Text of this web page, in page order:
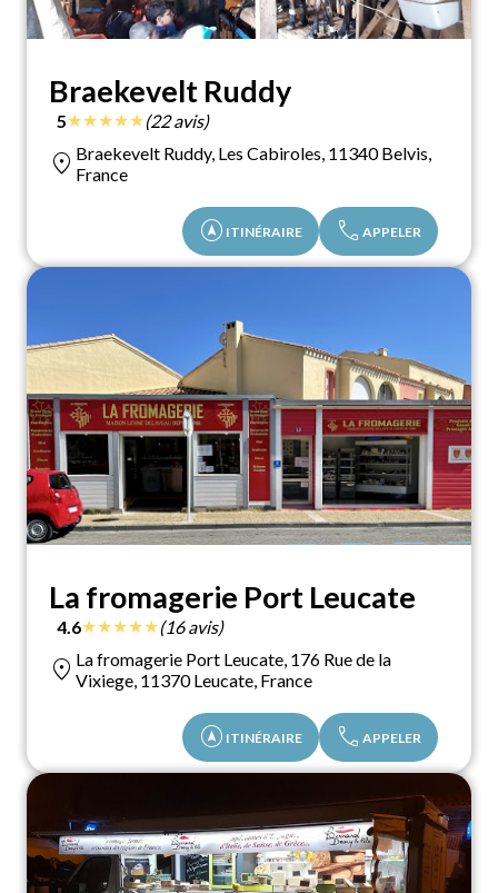
Braekevelt Ruddy
5★★★★★(22 avis)
location_on Braekevelt Ruddy, Les Cabiroles, 11340 Belvis,
France
assistant_navigation ITINÉRAIRE call APPELER
La fromagerie Port Leucate
4.6★★★★★(16 avis)
location_on La fromagerie Port Leucate, 176 Rue de la
Vixiege, 11370 Leucate, France
assistant_navigation ITINÉRAIRE call APPELER